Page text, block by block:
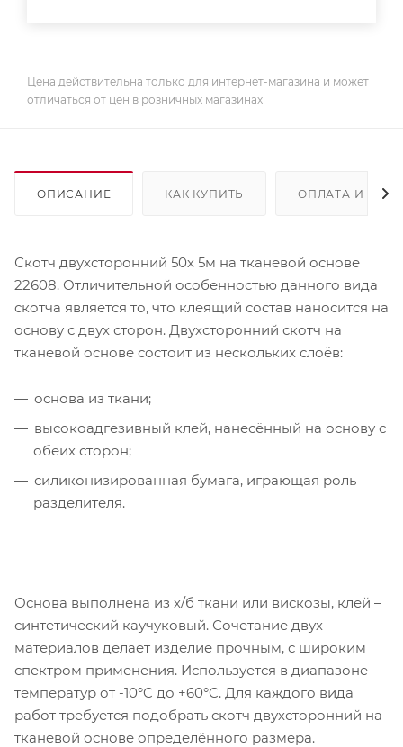
Цена действительна только для интернет-магазина и может
отличаться от цен в розничных магазинах
ОПИСАНИЕ КАК КУПИТЬ ОПЛАТА И
Скотч двухсторонний 50х 5м на тканевой основе
22608. Отличительной особенностью данного вида
скотча является то, что клеящий состав наносится на
основу с двух сторон. Двухсторонний скотч на
тканевой основе состоит из нескольких слоёв:
основа из ткани;
высокоадгезивный клей, нанесённый на основу с
обеих сторон;
силиконизированная бумага, играющая роль
разделителя.
Основа выполнена из х/б ткани или вискозы, клей –
синтетический каучуковый. Сочетание двух
материалов делает изделие прочным, с широким
спектром применения. Используется в диапазоне
температур от -10°C до +60°C. Для каждого вида
работ требуется подобрать скотч двухсторонний на
тканевой основе определённого размера.